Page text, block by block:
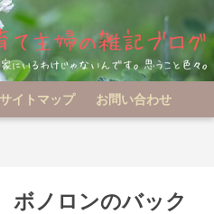
サイトマップ お問い合わせ
ボノロンのバック